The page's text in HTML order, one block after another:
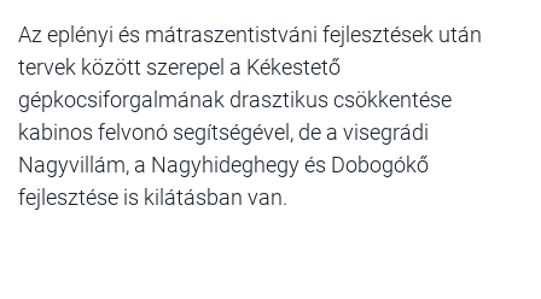
Az eplényi és mátraszentistváni fejlesztések után
tervek között szerepel a Kékestető
gépkocsiforgalmának drasztikus csökkentése
kabinos felvonó segítségével, de a visegrádi
Nagyvillám, a Nagyhideghegy és Dobogókő
fejlesztése is kilátásban van.